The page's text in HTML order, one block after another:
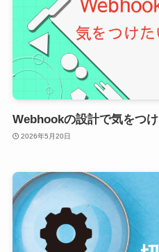
Webhookの設計で気をつ
2026年5月20日